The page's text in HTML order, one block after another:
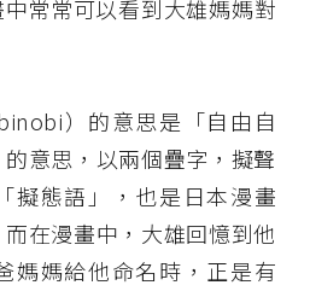
中常常可以看到大雄媽媽對
）的意思是「自由自
意思，以兩個疊字，擬聲
擬態語」，也是日本漫畫
而在漫畫中，大雄回憶到他
媽媽給他命名時，正是有